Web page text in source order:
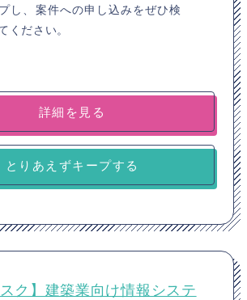
し、案件への申し込みをぜひ検
ください。
詳細を見る
とりあえずキープする
スク】建築業向け情報システ